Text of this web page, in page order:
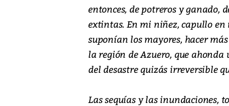
entonces, de potreros y ganado,
extintas. En mi niñez, capullo
suponían los mayores, hacer
la región de Azuero, que ahonda
del desastre quizás irreversible
Las sequías y las inundaciones,